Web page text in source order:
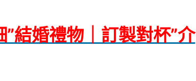
婚禮物｜訂製對杯”介